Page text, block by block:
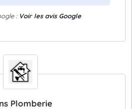
: Voir les avis Google
Plomberie